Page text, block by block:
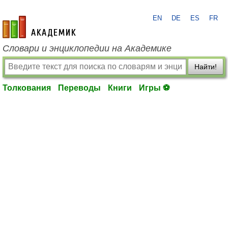
academic.ru
EN DE ES FR
Словари и энциклопедии на Академике
Найти!
Толкования Переводы Книги Игры ⚽